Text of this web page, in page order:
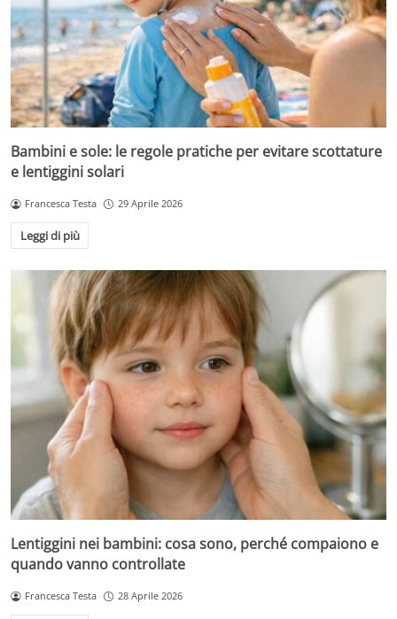
Bambini e sole: le regole pratiche per evitare scottature
e lentiggini solari
Francesca Testa 29 Aprile 2026
Leggi di più
Lentiggini nei bambini: cosa sono, perché compaiono e
quando vanno controllate
Francesca Testa 28 Aprile 2026